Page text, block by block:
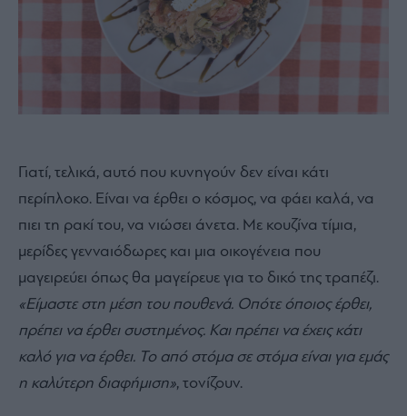
Γιατί, τελικά, αυτό που κυνηγούν δεν είναι κάτι
περίπλοκο. Είναι να έρθει ο κόσμος, να φάει καλά, να
πιει τη ρακί του, να νιώσει άνετα. Με κουζίνα τίμια,
μερίδες γενναιόδωρες και μια οικογένεια που
μαγειρεύει όπως θα μαγείρευε για το δικό της τραπέζι.
«Είμαστε στη μέση του πουθενά. Οπότε όποιος έρθει,
πρέπει να έρθει συστημένος. Και πρέπει να έχεις κάτι
καλό για να έρθει. Το από στόμα σε στόμα είναι για εμάς
η καλύτερη διαφήμιση», τονίζουν.